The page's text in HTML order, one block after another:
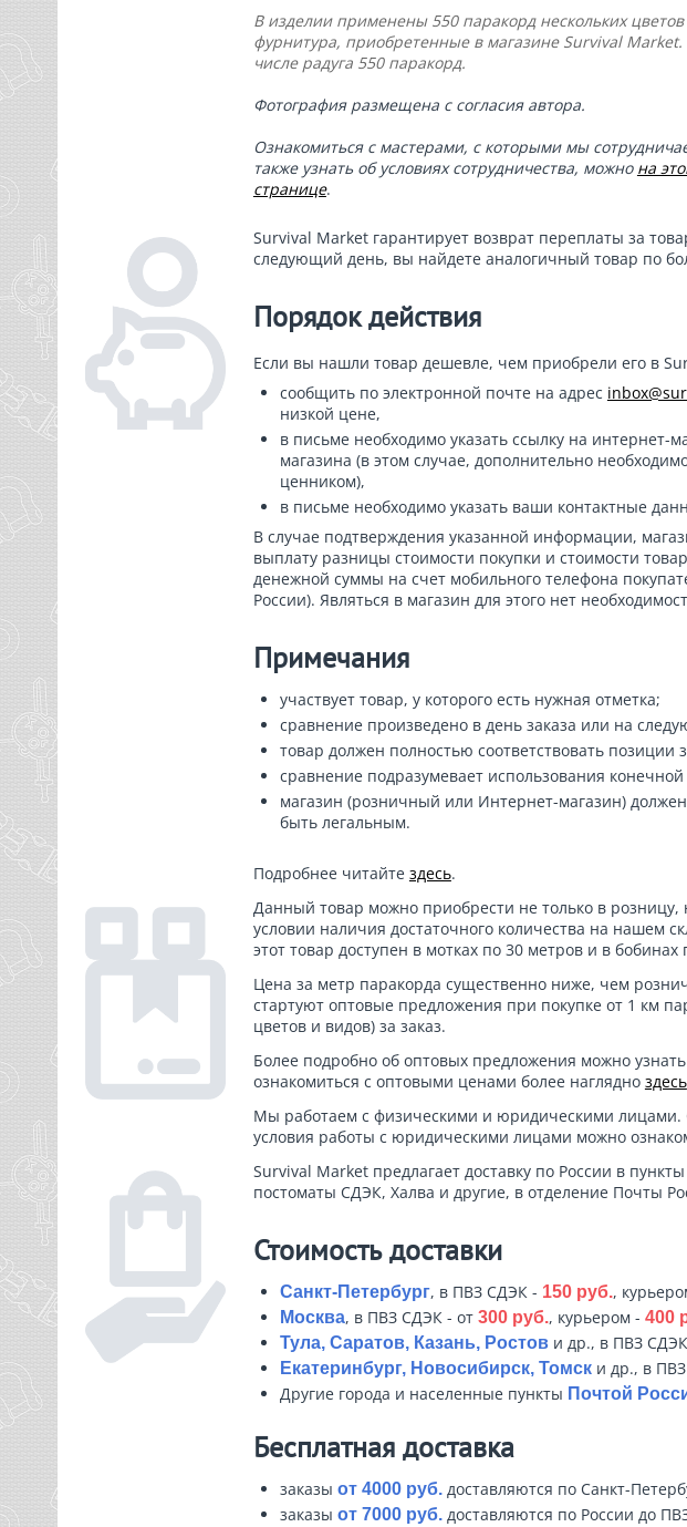
В изделии применены 550 паракорд нескольких
фурнитура, приобретенные в магазине Survival
числе радуга 550 паракорд.
Фотография размещена с согласия автора.
Ознакомиться с мастерами, с которыми мы
также узнать об условиях сотрудничества, можно на
странице.
Survival Market гарантирует возврат переплаты за
следующий день, вы найдете аналогичный товар по
Порядок действия
Если вы нашли товар дешевле, чем приобрели его в
сообщить по электронной почте на адрес
низкой цене,
в письме необходимо указать ссылку на интернет-
магазина (в этом случае, дополнительно
ценником),
в письме необходимо указать ваши контактные
В случае подтверждения указанной информации,
выплату разницы стоимости покупки и стоимости
денежной суммы на счет мобильного телефона
России). Являться в магазин для этого нет
Примечания
участвует товар, у которого есть нужная отметка;
сравнение произведено в день заказа или на
товар должен полностью соответствовать позиции
сравнение подразумевает использования конечной
магазин (розничный или Интернет-магазин)
быть легальным.
Подробнее читайте здесь.
Данный товар можно приобрести не только в розницу,
условии наличия достаточного количества на нашем
этот товар доступен в мотках по 30 метров и в бобинах
Цена за метр паракорда существенно ниже, чем
стартуют оптовые предложения при покупке от 1 км
цветов и видов) за заказ.
Более подробно об оптовых предложения можно узнать
ознакомиться с оптовыми ценами более наглядно здесь
Мы работаем с физическими и юридическими
условия работы с юридическими лицами можно
Survival Market предлагает доставку по России в
постоматы СДЭК, Халва и другие, в отделение Почты
Стоимость доставки
Санкт-Петербург, в ПВЗ СДЭК - 150 руб.,
Москва, в ПВЗ СДЭК - от 300 руб., курьером - 400
Тула, Саратов, Казань, Ростови др., в ПВЗ
Екатеринбург, Новосибирск, Томски др., в
Другие города и населенные пункты Почтой
Бесплатная доставка
заказы от 4000 руб.доставляются по Санкт-
заказы от 7000 руб.доставляются по России до